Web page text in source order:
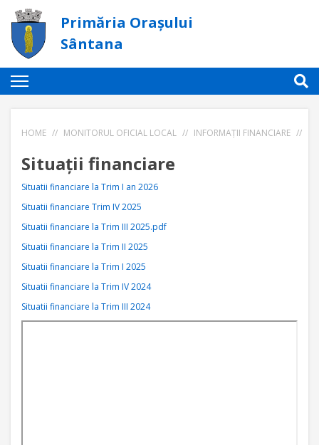
Primăria Orașului
Sântana
HOME // MONITORUL OFICIAL LOCAL // INFORMAȚII FINANCIARE //
Situații financiare
Situatii financiare la Trim I an 2026
Situatii financiare Trim IV 2025
Situatii financiare la Trim III 2025.pdf
Situatii financiare la Trim II 2025
Situatii financiare la Trim I 2025
Situatii financiare la Trim IV 2024
Situatii financiare la Trim III 2024